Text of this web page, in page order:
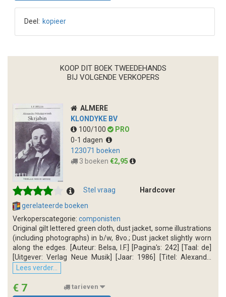
Deel: kopieer
KOOP DIT BOEK TWEEDEHANDS
BIJ VOLGENDE VERKOPERS
ALMERE
KLONDYKE BV
100/100
PRO
0-1 dagen
123071 boeken
3 boeken €2,95
Stel vraag
Hardcover
gerelateerde boeken
Verkoperscategorie: componisten
Original gilt lettered green cloth, dust jacket, some illustrations
(including photographs) in b/w, 8vo.; Dust jacket slightly worn
along the edges. [Auteur: Belsa, I.F.] [Pagina's: 242] [Taal: de]
[Uitgever: Verlag Neue Musik] [Jaar: 1986] [Titel: Alexand...
Lees verder...
€ 7 tarieven